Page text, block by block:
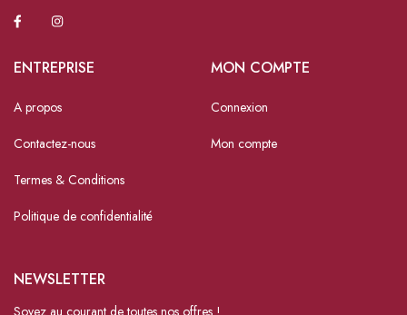
ENTREPRISE
A propos
Contactez-nous
Termes & Conditions
Politique de confidentialité
MON COMPTE
Connexion
Mon compte
NEWSLETTER